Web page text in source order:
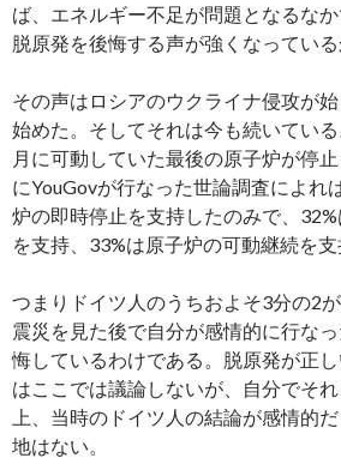
ば、エネルギー不足が問題となるな
脱原発を後悔する声が強くなっている
その声はロシアのウクライナ侵攻が
始めた。そしてそれは今も続いてい
月に可動していた最後の原子炉が停
にYouGovが行なった世論調査によれ
炉の即時停止を支持したのみで、
を支持、33%は原子炉の可動継続を支
つまりドイツ人のうちおよそ3分の2
震災を見た後で自分が感情的に行な
悔しているわけである。脱原発が正
はここでは議論しないが、自分でそ
上、当時のドイツ人の結論が感情的
地はない。